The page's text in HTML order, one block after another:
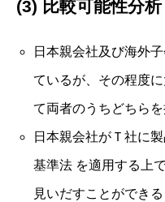
(3) 比較可能性分析
日本親会社及び海外
ているが、その程度
て両者のうちどちら
日本親会社がＴ社に
基準法 を適用する上
見いだすことができ